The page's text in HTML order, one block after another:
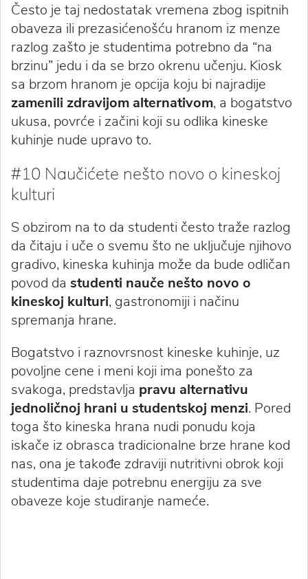
Često je taj nedostatak vremena zbog ispitnih
obaveza ili prezasićenošću hranom iz menze
razlog zašto je studentima potrebno da “na
brzinu” jedu i da se brzo okrenu učenju. Kiosk
sa brzom hranom je opcija koju bi najradije
zamenili zdravijom alternativom, a bogatstvo
ukusa, povrće i začini koji su odlika kineske
kuhinje nude upravo to.
#10 Naučićete nešto novo o kineskoj
kulturi
S obzirom na to da studenti često traže razlog
da čitaju i uče o svemu što ne uključuje njihovo
gradivo, kineska kuhinja može da bude odličan
povod da studenti nauče nešto novo o
kineskoj kulturi, gastronomiji i načinu
spremanja hrane.
Bogatstvo i raznovrsnost kineske kuhinje, uz
povoljne cene i meni koji ima ponešto za
svakoga, predstavlja pravu alternativu
jednoličnoj hrani u studentskoj menzi. Pored
toga što kineska hrana nudi ponudu koja
iskače iz obrasca tradicionalne brze hrane kod
nas, ona je takođe zdraviji nutritivni obrok koji
studentima daje potrebnu energiju za sve
obaveze koje studiranje nameće.